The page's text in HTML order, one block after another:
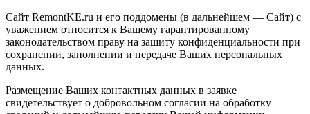
Сайт RemontKE.ru и его поддомены (в дальнейшем — Сайт) с
уважением относится к Вашему гарантированному
законодательством праву на защиту конфиденциальности при
сохранении, заполнении и передаче Ваших персональных
данных.
Размещение Ваших контактных данных в заявке
свидетельствует о добровольном согласии на обработку